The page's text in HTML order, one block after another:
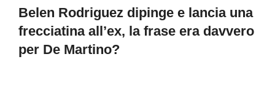
Belen Rodriguez dipinge e lancia una
frecciatina all’ex, la frase era davvero
per De Martino?